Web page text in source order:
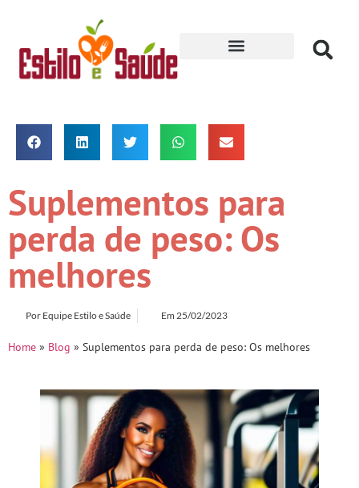
Suplementos para
perda de peso: Os
melhores
Por Equipe Estilo e Saúde Em 25/02/2023
Home » Blog » Suplementos para perda de peso: Os melhores